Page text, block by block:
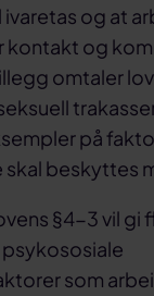
og at
kontakt og
omtaler
på
beskyttes
§4-3 vil gi
som